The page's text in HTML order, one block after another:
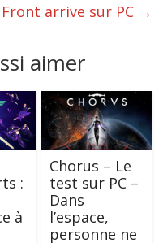
arrive sur PC →
aimer
:
à
Chorus – Le
test sur PC –
Dans
l’espace,
personne ne